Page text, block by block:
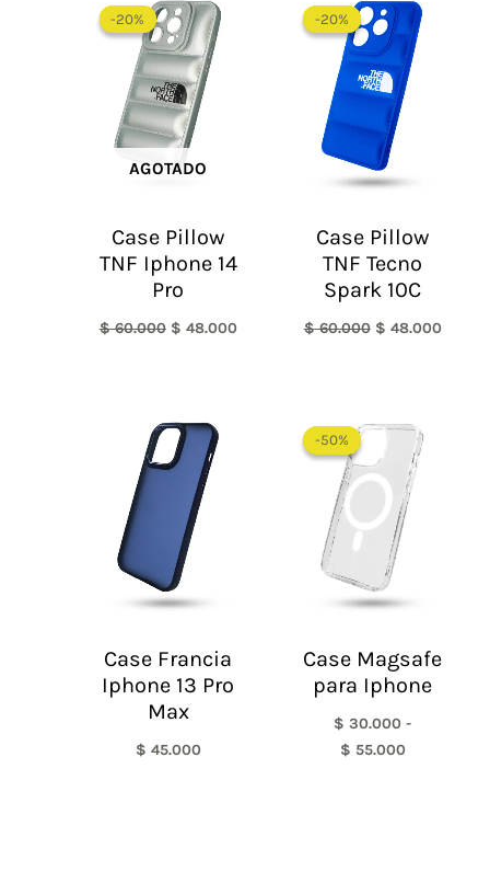
-20%
AGOTADO
-20%
Case Pillow
TNF Iphone 14
Pro
$60.000
precio
original
era:
$ 60.000.
$ 48.000
-20%
-20%
Case Pillow
TNF Tecno
Spark 10C
$60.000
precio
original
era:
$ 60.000.
$ 48.000
Case Francia
Iphone 13 Pro
Max
$ 45.000
-50%
-50%
Case Magsafe
para Iphone
$ 30.000 -
$ 55.000
de
precios:
desde
$ 30.000
hasta